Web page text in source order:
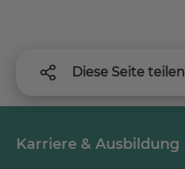
Diese Seite teilen
Karriere & Ausbildung